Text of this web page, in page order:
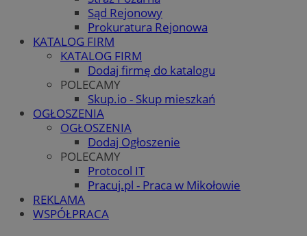
Sąd Rejonowy
Prokuratura Rejonowa
KATALOG FIRM
KATALOG FIRM
Dodaj firmę do katalogu
POLECAMY
Skup.io - Skup mieszkań
OGŁOSZENIA
OGŁOSZENIA
Dodaj Ogłoszenie
POLECAMY
Protocol IT
Pracuj.pl - Praca w Mikołowie
REKLAMA
WSPÓŁPRACA